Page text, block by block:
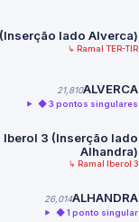
lado Alverca)
↳ Ramal TER-TIR
21,810ALVERCA
◆ 3 pontos singulares
Iberol 3 (Inserção lado
Alhandra)
↳ Ramal Iberol 3
26,014ALHANDRA
◆ 1 ponto singular